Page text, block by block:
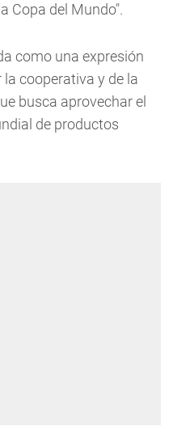
Copa del Mundo".
como una expresión
cooperativa y de la
busca aprovechar el
de productos